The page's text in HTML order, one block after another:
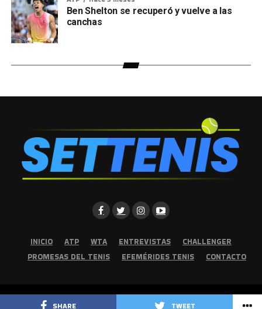
SHARE TWEET
Ben Shelton se recuperó y vuelve a las
canchas
INICIO ATP WTA ENTREVISTAS
CHALLENGER
PROMESAS DEL TENIS
EFEMÉRIDES TENIS CONTACTO
Copyright © 2026 | Set Tenis | Todos los derechos reservados